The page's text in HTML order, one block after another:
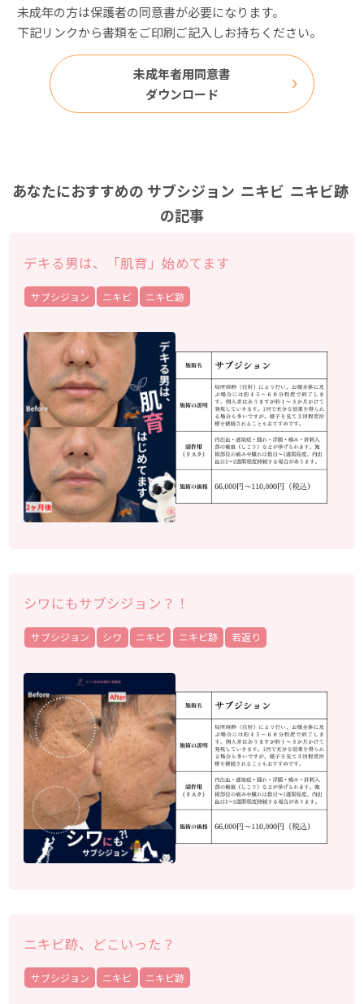
未成年の方は保護者の同意書が必要になります。
下記リンクから書類をご印刷ご記入しお持ちください。
未成年者用同意書
ダウンロード
あなたにおすすめの サブシジョン ニキビ ニキビ跡
の記事
デキる男は、「肌育」始めてます
サブシジョン ニキビ ニキビ跡
シワにもサブシジョン？！
サブシジョン シワ ニキビ ニキビ跡 若返り
ニキビ跡、どこいった？
サブシジョン ニキビ ニキビ跡